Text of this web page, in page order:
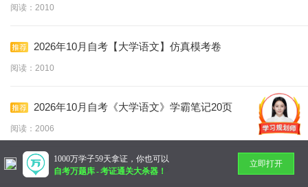
阅读：2010
2026年10月自考【大学语文】仿真模考卷
阅读：2010
2026年10月自考《大学语文》学霸笔记20页
阅读：2006
暂无更多
1000万学子59天拿证，你也可以
自考万题库-考证通关大杀器！
立即打开